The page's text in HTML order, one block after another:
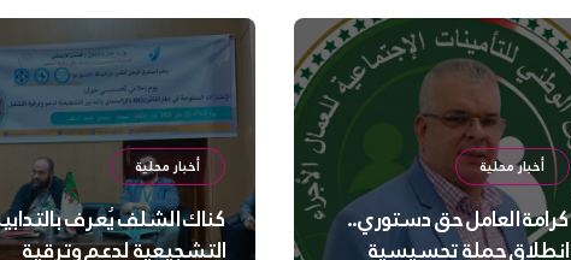
أخبار محلية
كرامة العامل حق دستوري..
انطلاق حملة تحسيسية
أخبار محلية
كناك الشلف يُعرف
التشجيعية لدعم وترقية